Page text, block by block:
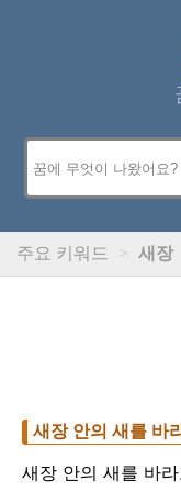
주요 키워드 > 새장
새장 안의 새를 바
새장 안의 새를 바